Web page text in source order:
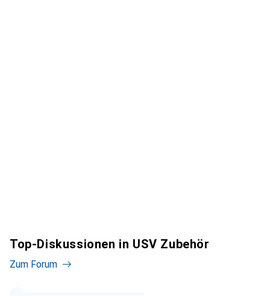
Top-Diskussionen in USV Zubehör
Zum Forum